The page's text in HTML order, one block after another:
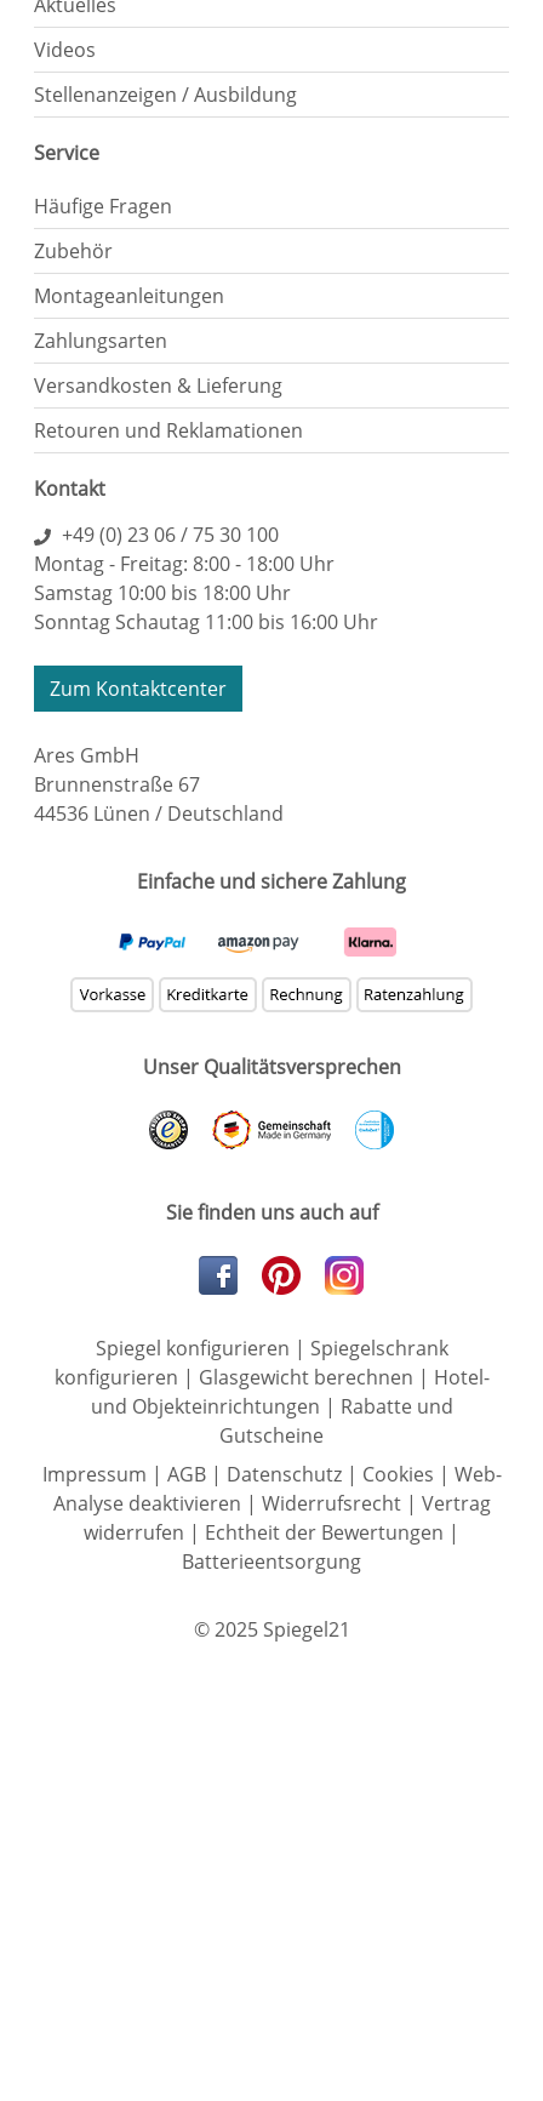
Videos
Stellenanzeigen / Ausbildung
Service
Häufige Fragen
Zubehör
Montageanleitungen
Zahlungsarten
Versandkosten & Lieferung
Retouren und Reklamationen
Kontakt
+49 (0) 23 06 / 75 30 100
Montag - Freitag: 8:00 - 18:00 Uhr
Samstag 10:00 bis 18:00 Uhr
Sonntag Schautag 11:00 bis 16:00 Uhr
Zum Kontaktcenter
Ares GmbH
Brunnenstraße 67
44536 Lünen / Deutschland
Einfache und sichere Zahlung
Unser Qualitätsversprechen
Sie finden uns auch auf
Spiegel konfigurieren | Spiegelschrank
konfigurieren | Glasgewicht berechnen | Hotel-
und Objekteinrichtungen | Rabatte und
Gutscheine
Impressum | AGB| Datenschutz| Cookies | Web-
Analyse deaktivieren | Widerrufsrecht| Vertrag
widerrufen | Echtheit der Bewertungen |
Batterieentsorgung
© 2025 Spiegel21